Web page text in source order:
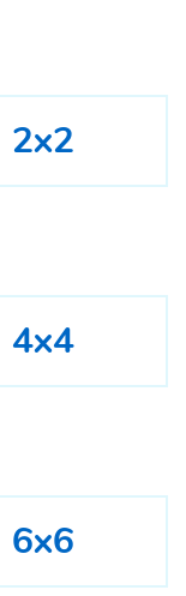
2x2
4x4
6x6